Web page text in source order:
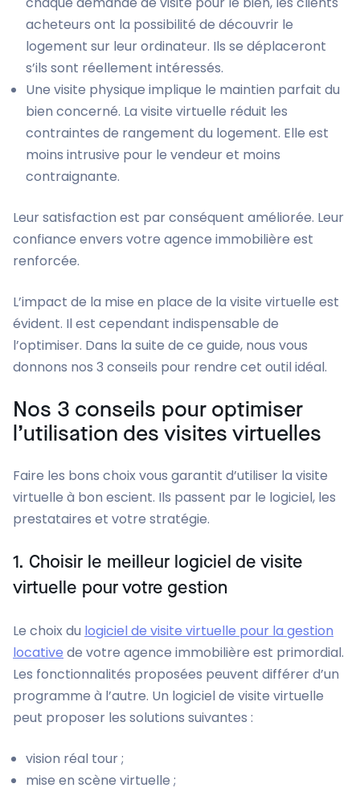
acheteurs ont la possibilité de découvrir le
logement sur leur ordinateur. Ils se déplaceront
s’ils sont réellement intéressés.
Une visite physique implique le maintien parfait du
bien concerné. La visite virtuelle réduit les
contraintes de rangement du logement. Elle est
moins intrusive pour le vendeur et moins
contraignante.
Leur satisfaction est par conséquent améliorée. Leur
confiance envers votre agence immobilière est
renforcée.
L’impact de la mise en place de la visite virtuelle est
évident. Il est cependant indispensable de
l’optimiser. Dans la suite de ce guide, nous vous
donnons nos 3 conseils pour rendre cet outil idéal.
Nos 3 conseils pour optimiser
l’utilisation des visites virtuelles
Faire les bons choix vous garantit d’utiliser la visite
virtuelle à bon escient. Ils passent par le logiciel, les
prestataires et votre stratégie.
1. Choisir le meilleur logiciel de visite
virtuelle pour votre gestion
Le choix du logiciel de visite virtuelle pour la gestion
locative de votre agence immobilière est primordial.
Les fonctionnalités proposées peuvent différer d’un
programme à l’autre. Un logiciel de visite virtuelle
peut proposer les solutions suivantes :
vision réal tour ;
mise en scène virtuelle ;